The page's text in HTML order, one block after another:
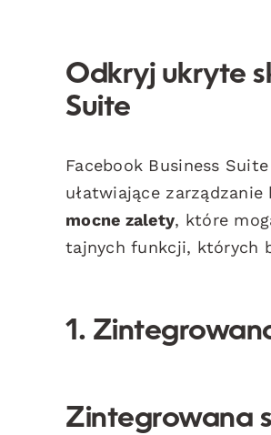
Odkryj ukryte
Suite
Facebook Business
ułatwiające
mocne zalety, które
tajnych funkcji, których
1.
Zintegrowana